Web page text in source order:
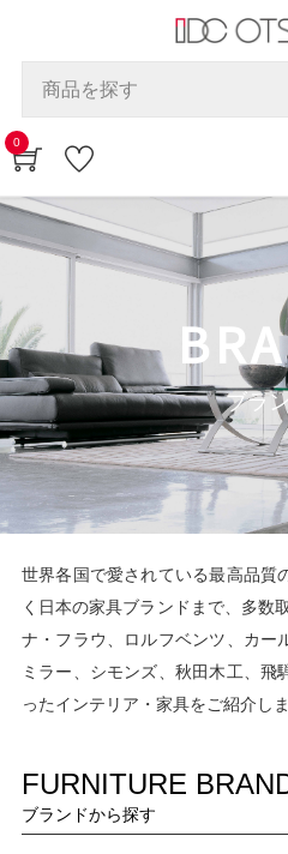
0
ブラ
世界各国で愛されている最高品質
く日本の家具ブランドまで、多数
ナ・フラウ、ロルフベンツ、カー
ミラー、シモンズ、秋田木工、飛
ったインテリア・家具をご紹介しま
FURNITURE
ブランドから探す